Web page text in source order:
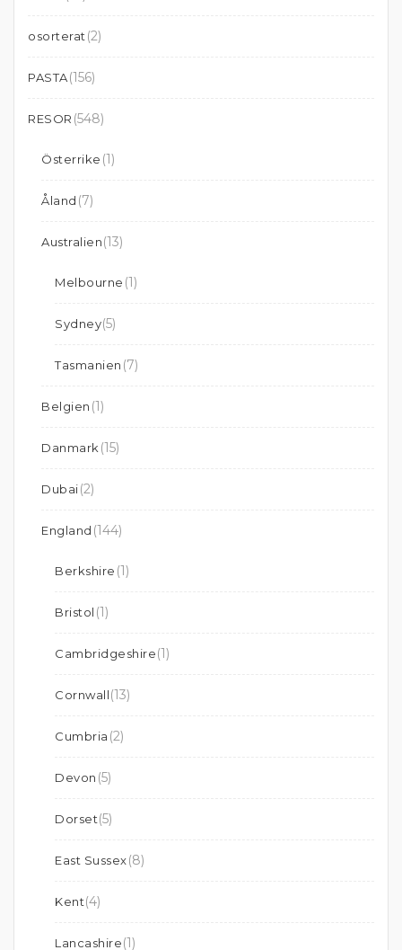
osorterat(2)
PASTA(156)
RESOR (548)
Österrike (1)
Åland (7)
Australien(13)
Melbourne (1)
Sydney(5)
Tasmanien (7)
Belgien (1)
Danmark(15)
Dubai(2)
England (144)
Berkshire (1)
Bristol (1)
Cambridgeshire(1)
Cornwall(13)
Cumbria (2)
Devon (5)
Dorset(5)
East Sussex(8)
Kent(4)
Lancashire(1)